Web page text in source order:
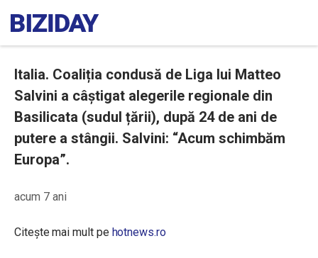
Italia. Coaliția condusă de Liga lui Matteo
Salvini a câștigat alegerile regionale din
Basilicata (sudul țării), după 24 de ani de
putere a stângii. Salvini: “Acum schimbăm
Europa”.
acum 7 ani
Citește mai mult pe hotnews.ro